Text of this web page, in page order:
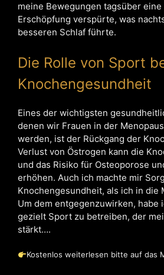
meine Bewegungen tagsüber
Erschöpfung verspürte, was
besseren Schlaf führte.
Die Rolle von Sport
Knochengesundheit
Eines der wichtigsten
denen wir Frauen in der
werden, ist der Rückgang der
Verlust von Östrogen kann die
und das Risiko für Osteoporose
erhöhen. Auch ich machte mir
Knochengesundheit, als ich in die
Um dem entgegenzuwirken, habe
gezielt Sport zu betreiben, der
stärkt….
Kostenlos weiterlesen bitte auf das